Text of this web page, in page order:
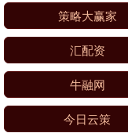
策略大赢家
汇配资
牛融网
今日云策